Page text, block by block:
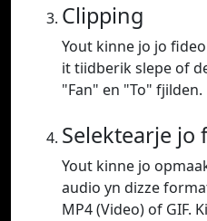
Clipping
Yout kinne jo jo
it tiidberik slepe of
"Fan" en "To" fjilden.
Selektearje jo
Yout kinne jo
audio yn dizze
MP4 (Video) of GIF.